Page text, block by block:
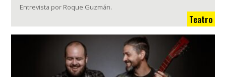
Entrevista por Roque Guzmán.
Teatro